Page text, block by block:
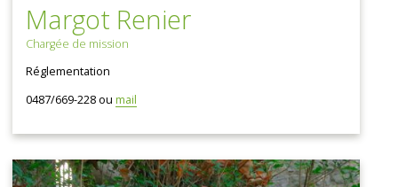
Margot Renier
Chargée de mission
Réglementation
0487/669-228 ou mail